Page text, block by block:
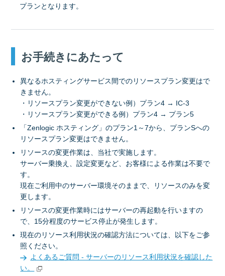
プランとなります。
お手続きにあたって
異なるホスティングサービス間でのリソースプラン変更はで
きません。
・リソースプラン変更ができない例）プラン4 → IC-3
・リソースプラン変更ができる例）プラン4 → プラン5
「Zenlogic ホスティング」のプラン1～7から、プランSへの
リソースプラン変更はできません。
リソースの変更作業は、当社で実施します。
サーバー乗換え、設定変更など、お客様による作業は不要で
す。
現在ご利用中のサーバー環境そのままで、リソースのみを変
更します。
リソースの変更作業時にはサーバーの再起動を行いますの
で、15分程度のサービス停止が発生します。
現在のリソース利用状況の確認方法については、以下をご参
照ください。
よくあるご質問 - サーバーのリソース利用状況を確認した
い。